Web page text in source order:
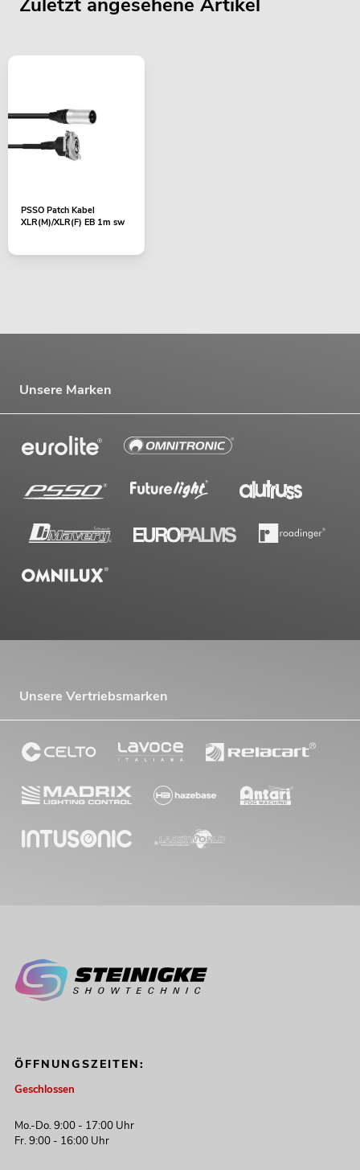
Zuletzt angesehene Artikel
PSSO Patch Kabel
XLR(M)/XLR(F) EB 1m sw
Unsere Marken
Unsere Vertriebsmarken
ÖFFNUNGSZEITEN:
Geschlossen
Mo.-Do. 9:00 - 17:00 Uhr
Fr. 9:00 - 16:00 Uhr